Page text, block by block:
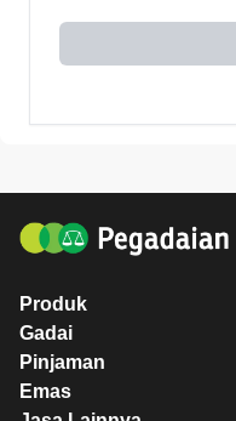
Produk
Gadai
Pinjaman
Emas